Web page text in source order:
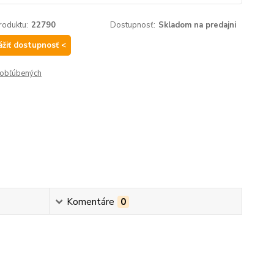
22790 Dostupnosť: Skladom na predajni
dostupnosť <
Komentáre 0